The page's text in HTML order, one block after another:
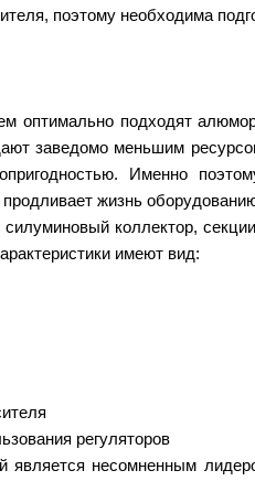
поэтому необходима
подходят
заведомо меньшим
Именно
жизнь
коллектор,
имеют вид:
регуляторов
является несомненным